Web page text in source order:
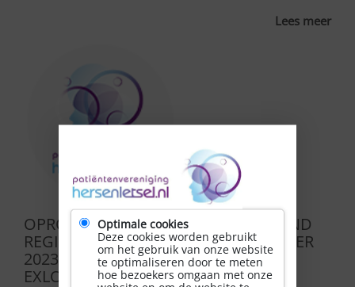
Lees meer
OPROEP ZELFMANAGEMENT WEEKEND
REGIO NOORD OP 3, 4 en 5 NOVEMBER
2023 IN HOTEL DE HUNZEBERGEN IN
EXLOO!
Optimale cookies
Deze cookies worden gebruikt
om het gebruik van onze website
te optimaliseren door te meten
hoe bezoekers omgaan met onze